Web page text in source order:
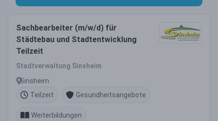
Sachbearbeiter (m/w/d) für
Städtebau und Stadtentwicklung
Teilzeit
Stadtverwaltung Sinsheim
Sinsheim
Teilzeit
Gesundheitsangebote
Weiterbildungen